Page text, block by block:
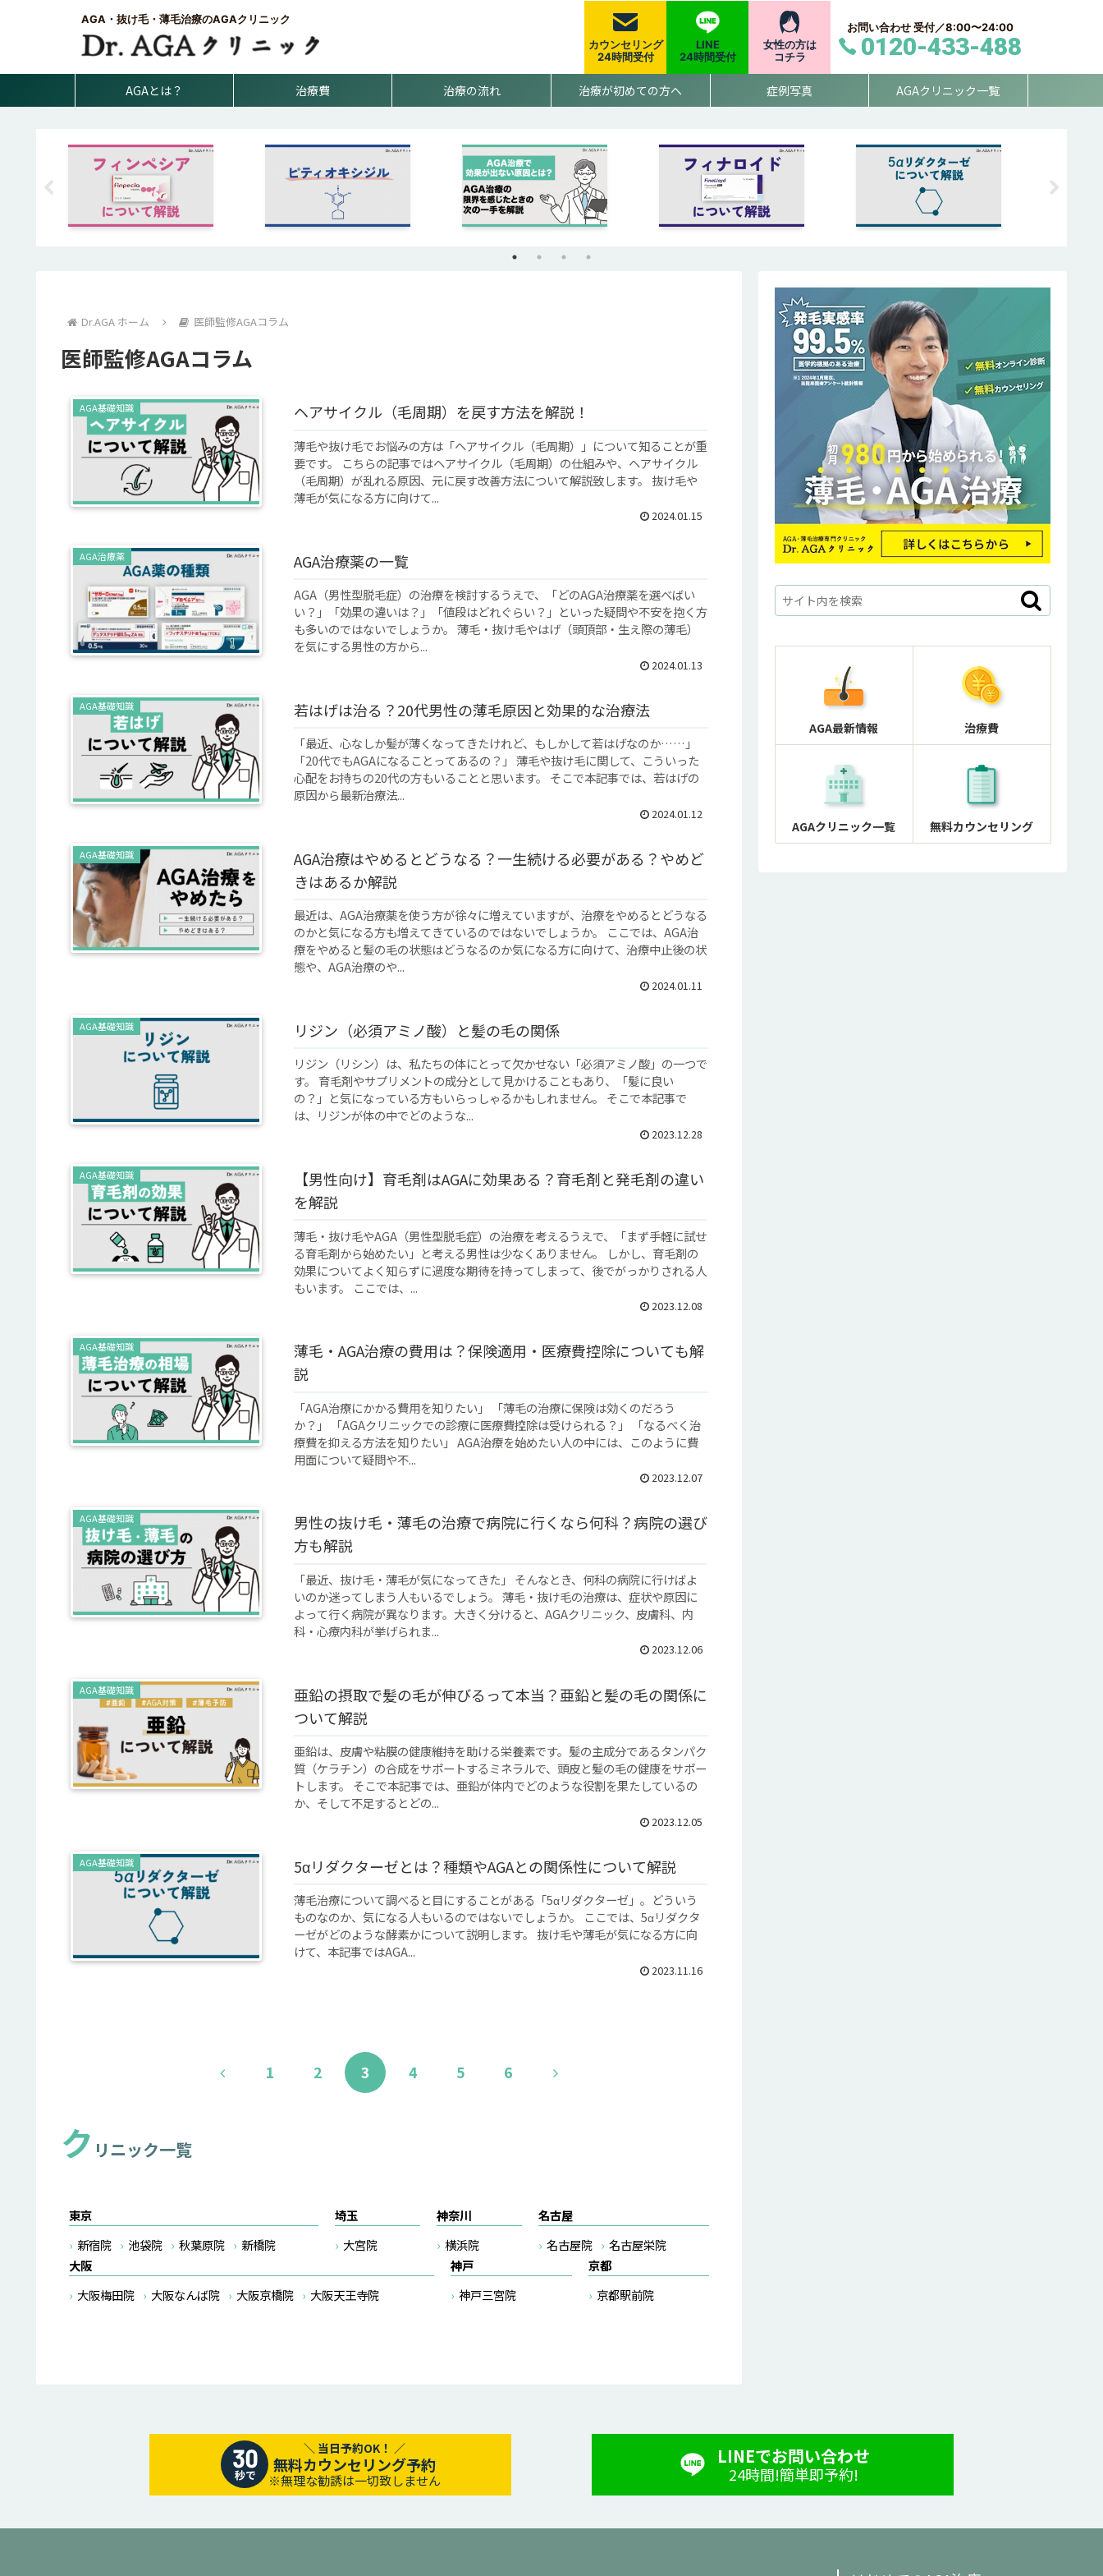
AGA・抜け毛・薄毛治療のAGAクリニック
カウンセリング
24時間受付
LINE
24時間受付
女性の方は
コチラ
お問い合わせ 受付／8:00〜24:00
0120-433-488
AGAとは？ 治療費 治療の流れ 治療が初めての方へ 症例写真 AGAクリニック一覧
Dr.AGA ホーム 医師監修AGAコラム
医師監修AGAコラム
AGA基礎知識 ヘアサイクル（毛周期）を戻す方法を解説！
薄毛や抜け毛でお悩みの方は「ヘアサイクル（毛周期）」について知ることが重
要です。 こちらの記事ではヘアサイクル（毛周期）の仕組みや、ヘアサイクル
（毛周期）が乱れる原因、元に戻す改善方法について解説致します。 抜け毛や
薄毛が気になる方に向けて...
2024.01.15
AGA治療薬 AGA治療薬の一覧
AGA（男性型脱毛症）の治療を検討するうえで、「どのAGA治療薬を選べばい
い？」「効果の違いは？」「値段はどれぐらい？」といった疑問や不安を抱く方
も多いのではないでしょうか。 薄毛・抜け毛やはげ（頭頂部・生え際の薄毛）
を気にする男性の方から...
2024.01.13
AGA基礎知識 若はげは治る？20代男性の薄毛原因と効果的な治療法
「最近、心なしか髪が薄くなってきたけれど、もしかして若はげなのか……」
「20代でもAGAになることってあるの？」 薄毛や抜け毛に関して、こういった
心配をお持ちの20代の方もいることと思います。 そこで本記事では、若はげの
原因から最新治療法...
2024.01.12
AGA基礎知識
AGA治療はやめるとどうなる？一生続ける必要がある？やめど
きはあるか解説
最近は、AGA治療薬を使う方が徐々に増えていますが、治療をやめるとどうなる
のかと気になる方も増えてきているのではないでしょうか。 ここでは、AGA治
療をやめると髪の毛の状態はどうなるのか気になる方に向けて、治療中止後の状
態や、AGA治療のや...
2024.01.11
AGA基礎知識 リジン（必須アミノ酸）と髪の毛の関係
リジン（リシン）は、私たちの体にとって欠かせない「必須アミノ酸」の一つで
す。 育毛剤やサプリメントの成分として見かけることもあり、「髪に良い
の？」と気になっている方もいらっしゃるかもしれません。 そこで本記事で
は、リジンが体の中でどのような...
2023.12.28
AGA基礎知識
【男性向け】育毛剤はAGAに効果ある？育毛剤と発毛剤の違い
を解説
薄毛・抜け毛やAGA（男性型脱毛症）の治療を考えるうえで、「まず手軽に試せ
る育毛剤から始めたい」と考える男性は少なくありません。 しかし、育毛剤の
効果についてよく知らずに過度な期待を持ってしまって、後でがっかりされる人
もいます。 ここでは、...
2023.12.08
AGA基礎知識
薄毛・AGA治療の費用は？保険適用・医療費控除についても解
説
「AGA治療にかかる費用を知りたい」 「薄毛の治療に保険は効くのだろう
か？」 「AGAクリニックでの診療に医療費控除は受けられる？」 「なるべく治
療費を抑える方法を知りたい」 AGA治療を始めたい人の中には、このように費
用面について疑問や不...
2023.12.07
AGA基礎知識
男性の抜け毛・薄毛の治療で病院に行くなら何科？病院の選び
方も解説
「最近、抜け毛・薄毛が気になってきた」 そんなとき、何科の病院に行けばよ
いのか迷ってしまう人もいるでしょう。 薄毛・抜け毛の治療は、症状や原因に
よって行く病院が異なります。大きく分けると、AGAクリニック、皮膚科、内
科・心療内科が挙げられま...
2023.12.06
AGA基礎知識
亜鉛の摂取で髪の毛が伸びるって本当？亜鉛と髪の毛の関係に
ついて解説
亜鉛は、皮膚や粘膜の健康維持を助ける栄養素です。髪の主成分であるタンパク
質（ケラチン）の合成をサポートするミネラルで、頭皮と髪の毛の健康をサポー
トします。 そこで本記事では、亜鉛が体内でどのような役割を果たしているの
か、そして不足するとどの...
2023.12.05
AGA基礎知識 5αリダクターゼとは？種類やAGAとの関係性について解説
薄毛治療について調べると目にすることがある「5αリダクターゼ」。どういう
ものなのか、気になる人もいるのではないでしょうか。 ここでは、5αリダクタ
ーゼがどのような酵素かについて説明します。 抜け毛や薄毛が気になる方に向
けて、本記事ではAGA...
2023.11.16
前
1 2 3 4 5 6
次
ク リニック一覧
東京
新宿院
池袋院 秋葉原院 新橋院
埼玉
大宮院
神奈川
横浜院
名古屋
名古屋院
名古屋栄院
大阪
大阪梅田院
大阪なんば院 大阪京橋院 大阪天王寺院
神戸
神戸三宮院
京都
京都駅前院
AGA最新情報 治療費
AGAクリニック一覧 無料カウンセリング
無料カウンセリング予約
※無理な勧誘は一切致しません
LINEでお問い合わせ
24時間!簡単即予約!